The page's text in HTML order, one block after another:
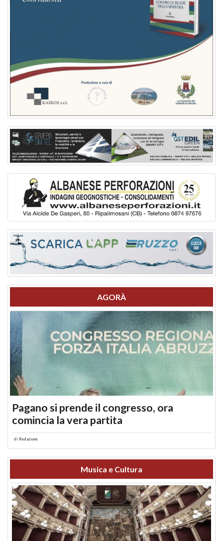
AGORÀ
Pagano si prende il congresso, ora
comincia la vera partita
di Redazione
Musica e Cultura